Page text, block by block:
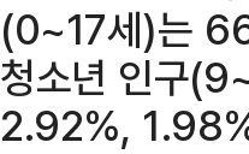
(0~17세)는
청소년 인구
2.92%,